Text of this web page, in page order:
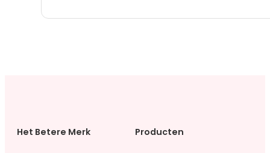
Het Betere Merk Producten